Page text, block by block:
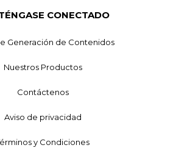
CONECTADO
Generación de Contenidos
Nuestros Productos
Contáctenos
Aviso de privacidad
y Condiciones